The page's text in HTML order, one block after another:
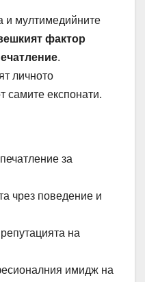
и мултимедийните
фактор
.
личното
самите експонати.
за
чрез поведение и
на
имидж на